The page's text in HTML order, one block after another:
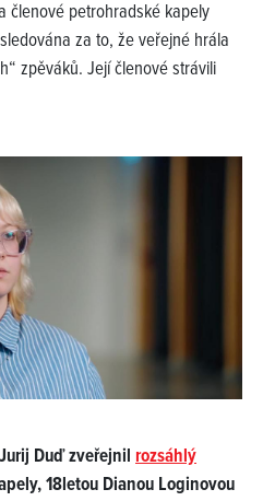
členové petrohradské kapely
za to, že veřejné hrála
zpěváků. Její členové strávili
Duď zveřejnil rozsáhlý
18letou Dianou Loginovou